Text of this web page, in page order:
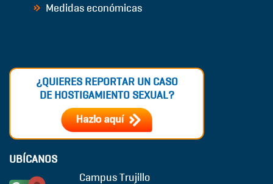
Medidas económicas
¿QUIERES REPORTAR UN CASO
DE HOSTIGAMIENTO SEXUAL?
UBÍCANOS
Campus Trujillo